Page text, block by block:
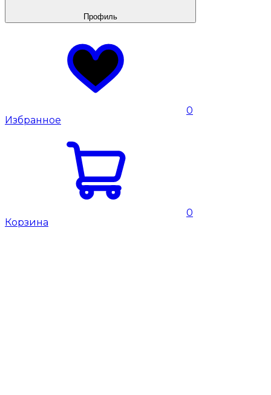
Профиль
0
Избранное
0
Корзина